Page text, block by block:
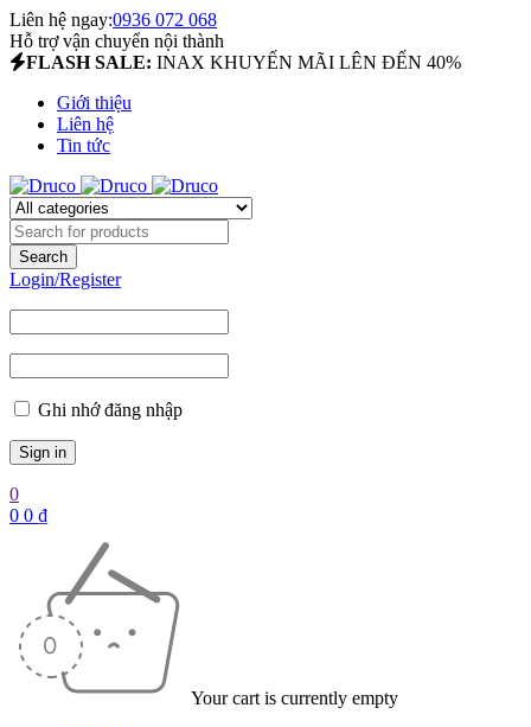
Liên hệ ngay:0936 072 068
Hỗ trợ vận chuyển nội thành
FLASH SALE: INAX KHUYẾN MÃI LÊN ĐẾN 40%
Giới thiệu
Liên hệ
Tin tức
Login/Register
Ghi nhớ đăng nhập
0
0 0 ₫
Your cart is currently empty